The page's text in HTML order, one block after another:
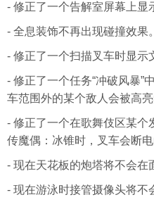
- 修正了一个告解室屏幕上显
- 全息装饰不再出现碰撞效果。
- 修正了一个扫描叉车时显示
- 修正了一个任务“冲破风暴”
车范围外的某个敌人会被高亮
- 修正了一个在歌舞伎区某个
传魔偶：冰锥时，叉车会断电
- 现在天花板的炮塔将不会在
- 现在游泳时接管摄像头将不